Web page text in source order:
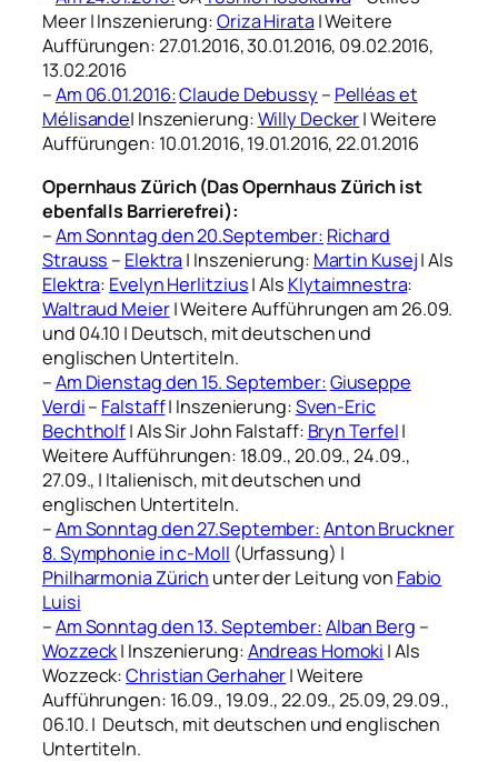
Meer | Inszenierung:Oriza Hirata | Weitere
Auffürungen: 27.01.2016, 30.01.2016, 09.02.2016,
13.02.2016
–Am 06.01.2016:Claude Debussy– Pelléas et
Mélisande| Inszenierung:Willy Decker| Weitere
Auffürungen: 10.01.2016, 19.01.2016, 22.01.2016
Opernhaus Zürich (Das Opernhaus Zürich ist
ebenfalls Barrierefrei):
–Am Sonntag den 20.September: Richard
Strauss – Elektra | Inszenierung: Martin Kusej| Als
Elektra: Evelyn Herlitzius| Als Klytaimnestra:
Waltraud Meier| Weitere Aufführungen am 26.09.
und 04.10 | Deutsch, mit deutschen und
englischen Untertiteln.
–Am Dienstag den 15. September:Giuseppe
Verdi– Falstaff| Inszenierung:Sven-Eric
Bechtholf| Als Sir John Falstaff: Bryn Terfel|
Weitere Aufführungen: 18.09., 20.09., 24.09.,
27.09., | Italienisch, mit deutschen und
englischen Untertiteln.
–Am Sonntag den 27.September:Anton Bruckner
8. Symphonie in c-Moll (Urfassung) |
Philharmonia Zürich unter der Leitung von Fabio
Luisi
–Am Sonntag den 13. September:Alban Berg –
Wozzeck| Inszenierung:Andreas Homoki | Als
Wozzeck:Christian Gerhaher| Weitere
Aufführungen: 16.09., 19.09., 22.09., 25.09, 29.09.,
06.10. | Deutsch, mit deutschen und englischen
Untertiteln.